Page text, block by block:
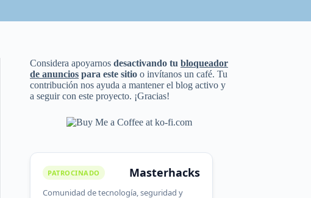
Considera apoyarnosdesactivando tubloqueador
de anuncios para este sitio o invítanos un café. Tu
contribución nos ayuda a mantener el blog activo y
a seguir con este proyecto. ¡Gracias!
PATROCINADO Masterhacks
Comunidad de tecnología, seguridad y